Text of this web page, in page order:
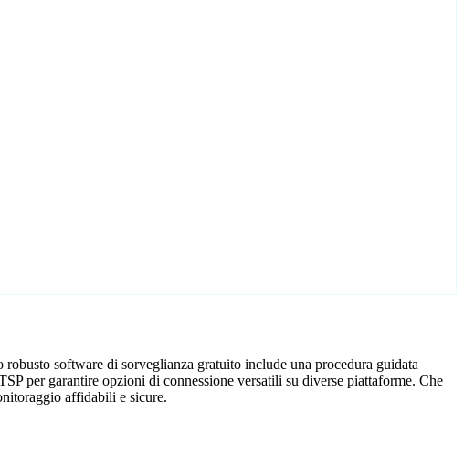
software di sorveglianza gratuito include una procedura guidata
per garantire opzioni di connessione versatili su diverse piattaforme. Che
affidabili e sicure.